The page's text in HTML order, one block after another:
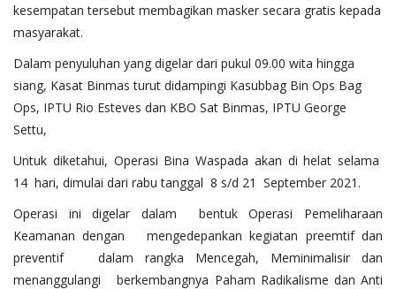
kesempatan tersebut membagikan masker secara gratis kepada
masyarakat.
Dalam penyuluhan yang digelar dari pukul 09.00 wita hingga
siang, Kasat Binmas turut didampingi Kasubbag Bin Ops Bag
Ops, IPTU Rio Esteves dan KBO Sat Binmas, IPTU George
Settu,
Untuk diketahui, Operasi Bina Waspada akan di helat selama
14 hari, dimulai dari rabu tanggal 8 s/d 21 September 2021.
Operasi ini digelar dalam bentuk Operasi Pemeliharaan
Keamanan dengan mengedepankan kegiatan preemtif dan
preventif dalam rangka Mencegah, Meminimalisir dan
menanggulangi berkembangnya Paham Radikalisme dan Anti